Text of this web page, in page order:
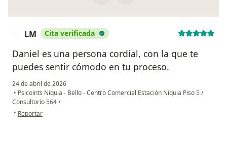
LM Cita verificada
Daniel es una persona cordial, con la que te
puedes sentir cómodo en tu proceso.
24 de abril de 2026
• Psicoints Niquia - Bello - Centro Comercial Estación Niquia Piso 5 /
Consultorio 564 •
• en opinión del usuario LM
Reportar